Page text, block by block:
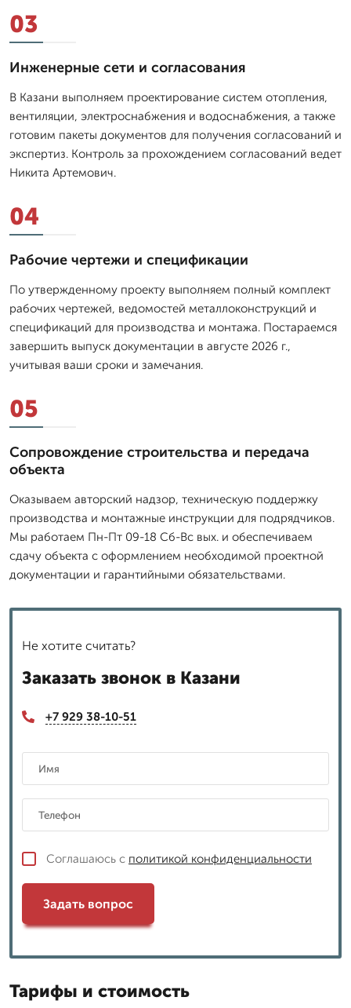
03
Инженерные сети и согласования
В Казани выполняем проектирование систем отопления,
вентиляции, электроснабжения и водоснабжения, а также
готовим пакеты документов для получения согласований и
экспертиз. Контроль за прохождением согласований ведет
Никита Артемович.
04
Рабочие чертежи и спецификации
По утвержденному проекту выполняем полный комплект
рабочих чертежей, ведомостей металлоконструкций и
спецификаций для производства и монтажа. Постараемся
завершить выпуск документации в августе 2026 г.,
учитывая ваши сроки и замечания.
05
Сопровождение строительства и передача
объекта
Оказываем авторский надзор, техническую поддержку
производства и монтажные инструкции для подрядчиков.
Мы работаем Пн-Пт 09-18 Сб-Вс вых. и обеспечиваем
сдачу объекта с оформлением необходимой проектной
документации и гарантийными обязательствами.
Не хотите считать?
Заказать звонок в Казани
+7 929 38-10-51
Соглашаюсь с политикой конфиденциальности
Задать вопрос
Тарифы и стоимость